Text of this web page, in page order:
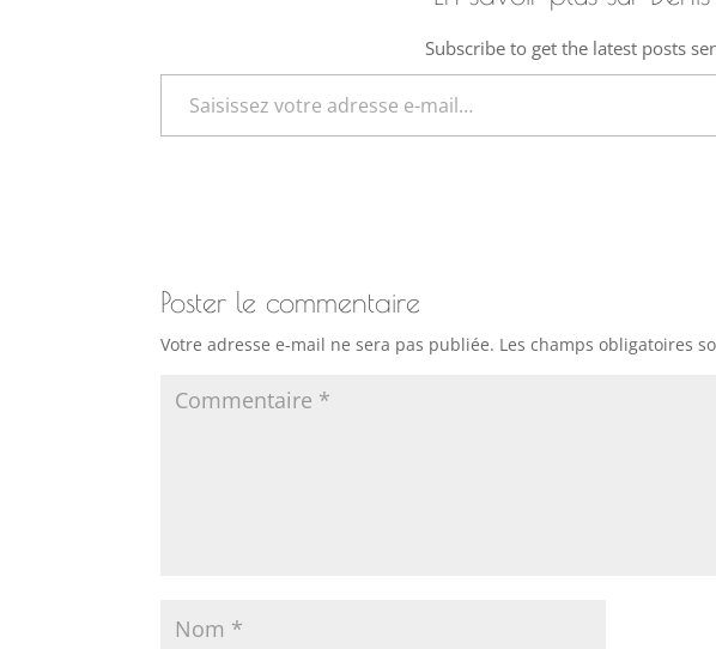
Subscribe to get the latest posts
Saisissez votre adresse e-mail…
Poster le commentaire
Votre adresse e-mail ne sera pas publiée. Les champs obligatoires